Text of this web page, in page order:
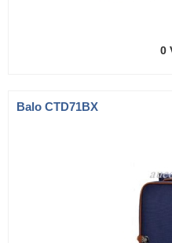
0
Balo CTD71BX